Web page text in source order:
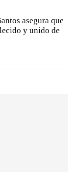
asegura que
y unido de